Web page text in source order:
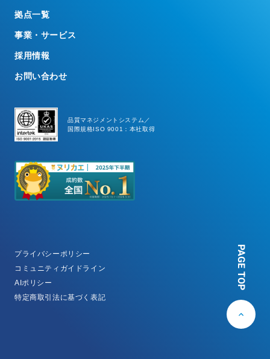
拠点一覧
事業・サービス
採用情報
お問い合わせ
品質マネジメントシステム／
国際規格ISO 9001：本社取得
プライバシーポリシー
コミュニティガイドライン
AIポリシー
特定商取引法に基づく表記
PAGE TOP